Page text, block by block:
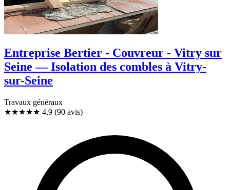
Entreprise Bertier - Couvreur - Vitry sur
Seine — Isolation des combles à Vitry-
sur-Seine
Travaux généraux
★★★★★ 4,9 (90 avis)